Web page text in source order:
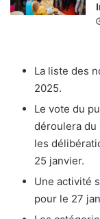
La liste des
2025.
Le vote du
déroulera du
les
25 janvier.
Une activité
pour le 27